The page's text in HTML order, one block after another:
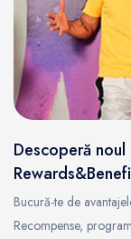
Descoperă
Bucură-te de
Recompense,